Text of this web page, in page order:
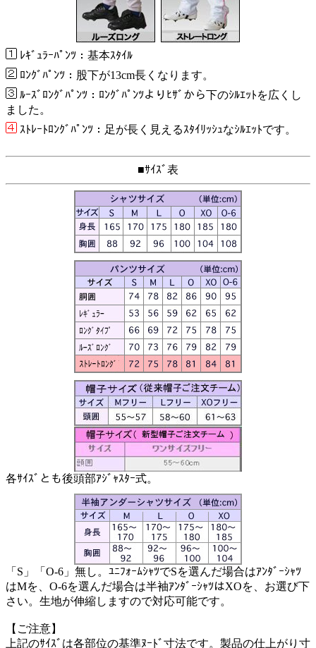
ﾚｷﾞｭﾗｰﾊﾟﾝﾂ：基本ｽﾀｲﾙ
ﾛﾝｸﾞﾊﾟﾝﾂ：股下が13cm長くなります。
ﾙｰｽﾞﾛﾝｸﾞﾊﾟﾝﾂ：ﾛﾝｸﾞﾊﾟﾝﾂよりﾋｻﾞから下のｼﾙｴｯﾄを広くし
ました。
ｽﾄﾚｰﾄﾛﾝｸﾞﾊﾟﾝﾂ：足が長く見えるｽﾀｲﾘｯｼｭなｼﾙｴｯﾄです。
■ｻｲｽﾞ表
各ｻｲｽﾞとも後頭部ｱｼﾞｬｽﾀｰ式。
「S」「O-6」無し。ﾕﾆﾌｫｰﾑｼｬﾂでSを選んだ場合はｱﾝﾀﾞｰｼｬﾂ
はMを、O-6を選んだ場合は半袖ｱﾝﾀﾞｰｼｬﾂはXOを、お選び下
さい。生地が伸縮しますので対応可能です。
【ご注意】
上記のｻｲｽﾞは各部位の基準ﾇｰﾄﾞ寸法です。製品の仕上がり寸